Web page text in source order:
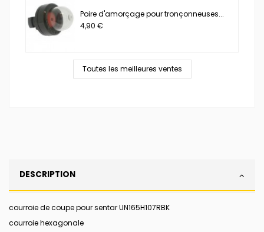
Poire d'amorçage pour tronçonneuses...
4,90 €
Toutes les meilleures ventes
DESCRIPTION
courroie de coupe pour sentar UN165H107RBK
courroie hexagonale